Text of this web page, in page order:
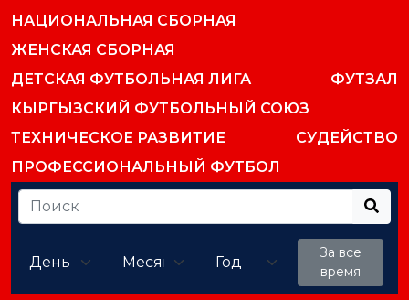
НАЦИОНАЛЬНАЯ СБОРНАЯ
ЖЕНСКАЯ СБОРНАЯ
ДЕТСКАЯ ФУТБОЛЬНАЯ ЛИГА
ФУТЗАЛ
КЫРГЫЗСКИЙ ФУТБОЛЬНЫЙ СОЮЗ
ТЕХНИЧЕСКОЕ РАЗВИТИЕ
СУДЕЙСТВО
ПРОФЕССИОНАЛЬНЫЙ ФУТБОЛ
За все
время